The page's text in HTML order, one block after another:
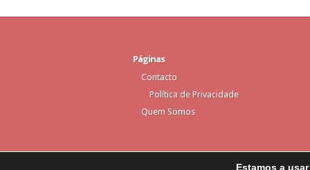
Páginas
Contacto
Política de Privacidade
Quem Somos
Estamos a